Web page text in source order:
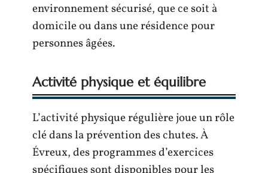
environnement sécurisé, que ce soit à
domicile ou dans une résidence pour
personnes âgées.
Activité physique et équilibre
L’activité physique régulière joue un rôle
clé dans la prévention des chutes. À
Évreux, des programmes d’exercices
spécifiques sont disponibles pour les